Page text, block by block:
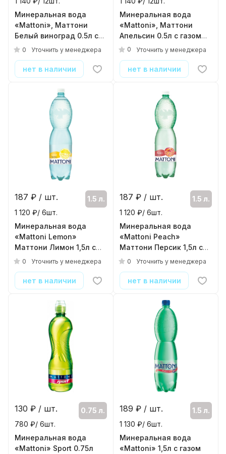
Минеральная вода
«Mattoni», Маттони
Белый виноград 0.5л с
газом (ПЭТ)
0 Уточнить у менеджера
нет в наличии
Минеральная вода
«Mattoni», Маттони
Апельсин 0.5л с газом
(ПЭТ)
0 Уточнить у менеджера
нет в наличии
187 ₽ / шт.
1.5 л.
1 120 ₽/ 6шт.
Минеральная вода
«Mattoni Lemon»
Маттони Лимон 1,5л с
газом (ПЭТ)
0 Уточнить у менеджера
нет в наличии
187 ₽ / шт.
1.5 л.
1 120 ₽/ 6шт.
Минеральная вода
«Mattoni Peach»
Маттони Персик 1,5л с
газом (ПЭТ)
0 Уточнить у менеджера
нет в наличии
130 ₽ / шт.
0.75 л.
780 ₽/ 6шт.
Минеральная вода
«Mattoni» Sport 0.75л
189 ₽ / шт.
1.5 л.
1 130 ₽/ 6шт.
Минеральная вода
«Mattoni» 1,5л с газом